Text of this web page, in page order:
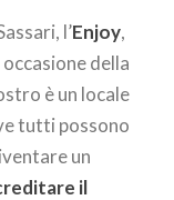
l’Enjoy,
della
è un locale
tutti possono
un
il